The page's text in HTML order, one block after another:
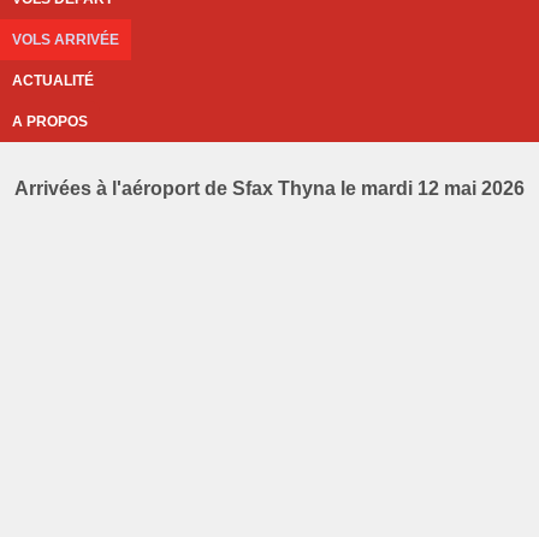
VOLS ARRIVÉE
ACTUALITÉ
A PROPOS
Arrivées à l'aéroport de Sfax Thyna le mardi 12 mai 2026